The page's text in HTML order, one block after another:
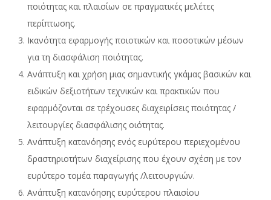
ποιότητας και πλαισίων σε πραγματικές μελέτες
περίπτωσης.
Ικανότητα εφαρμογής ποιοτικών και ποσοτικών μέσων
για τη διασφάλιση ποιότητας.
Ανάπτυξη και χρήση μιας σημαντικής γκάμας βασικών και
ειδικών δεξιοτήτων τεχνικών και πρακτικών που
εφαρμόζονται σε τρέχουσες διαχειρίσεις ποιότητας /
λειτουργίες διασφάλισης οιότητας.
Ανάπτυξη κατανόησης ενός ευρύτερου περιεχομένου
δραστηριοτήτων διαχείρισης που έχουν σχέση με τον
ευρύτερο τομέα παραγωγής /λειτουργιών.
Ανάπτυξη κατανόησης ευρύτερου πλαισίου